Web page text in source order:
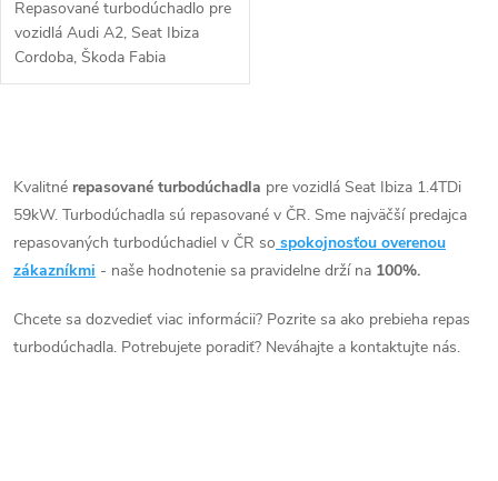
Repasované turbodúchadlo pre
vozidlá Audi A2, Seat Ibiza
Cordoba, Škoda Fabia
Roomster, VW Fox Polo s
v
l
á
d
Kvalitné repasované turbodúchadla pre vozidlá Seat Ibiza 1.4TDi
59kW. Turbodúchadla sú repasované v ČR. Sme najväčší predajca
repasovaných turbodúchadiel v ČR so spokojnosťou overenou
zákazníkmi - naše hodnotenie sa pravidelne drží na 100%.
Chcete sa dozvedieť viac informácii? Pozrite sa ako prebieha repas
turbodúchadla. Potrebujete poradiť? Neváhajte a kontaktujte nás.